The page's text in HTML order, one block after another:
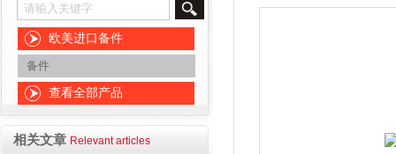
欧美进口备件
备件
查看全部产品
相关文章 Relevant articles